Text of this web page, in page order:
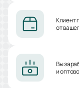
Клиент
от
Вы
и